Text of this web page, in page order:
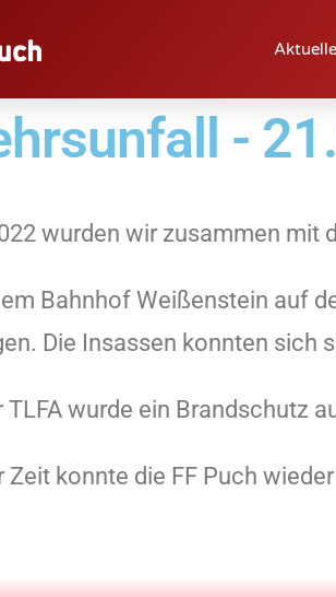
-
wurden wir zusammen mit
Bahnhof Weißenstein auf
Die Insassen konnten sich
TLFA wurde ein Brandschutz
Zeit konnte die FF Puch